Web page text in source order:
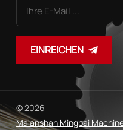
EINREICHEN
© 2026
Ma'anshan Mingbai